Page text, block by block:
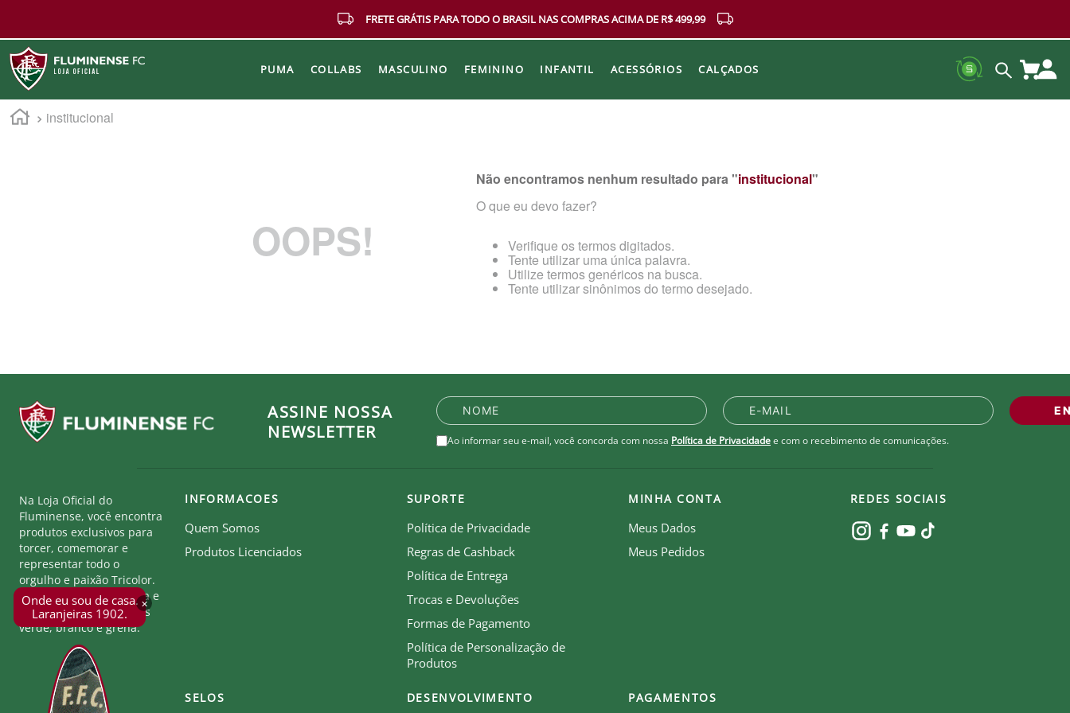
FRETE GRÁTIS PARA TODO O BRASIL NAS COMPRAS ACIMA DE R$ 499,99
PUMA COLLABS MASCULINO FEMININO INFANTIL ACESSÓRIOS CALÇADOS
Buscar
×
Onde eu sou de casa.
Laranjeiras 1902.
institucional
OOPS!
Não encontramos nenhum resultado para "institucional"
O que eu devo fazer?
Verifique os termos digitados.
Tente utilizar uma única palavra.
Utilize termos genéricos na busca.
Tente utilizar sinônimos do termo desejado.
ASSINE NOSSA
NEWSLETTER
Ao informar seu e-mail, você concorda com nossa Política de Privacidadee com o recebimento de comunicações.
Na Loja Oficial do
Fluminense, você encontra
produtos exclusivos para
torcer, comemorar e
representar todo o
orgulho e paixão Tricolor.
Seja parte desta história e
mostre a força das cores
verde, branco e grená.
INFORMACOES
Quem Somos
Produtos Licenciados
SUPORTE
Política de Privacidade
Regras de Cashback
Política de Entrega
Trocas e Devoluções
Formas de Pagamento
Política de Personalização de
Produtos
MINHA CONTA
Meus Dados
Meus Pedidos
REDES SOCIAIS
SELOS DESENVOLVIMENTO PAGAMENTOS